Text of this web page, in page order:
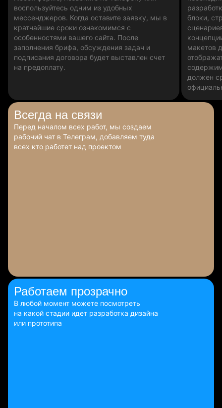
воспользуйтесь одним из удобных
мессенджеров. Когда оставите заявку, мы в
кратчайшие сроки ознакомимся с
особенностями вашего сайта. После
заполнения брифа, обсуждения задач и
подписания договора будет выставлен счет
на предоплату.
блоки,
макетов
должен
Всегда на связи
Перед началом всех работ, мы создаем
рабочий чат в Телеграм, добавляем туда
всех кто работет над проектом
Работаем прозрачно
В любой момент можете посмотреть
на какой стадии идет разработка дизайна
или прототипа